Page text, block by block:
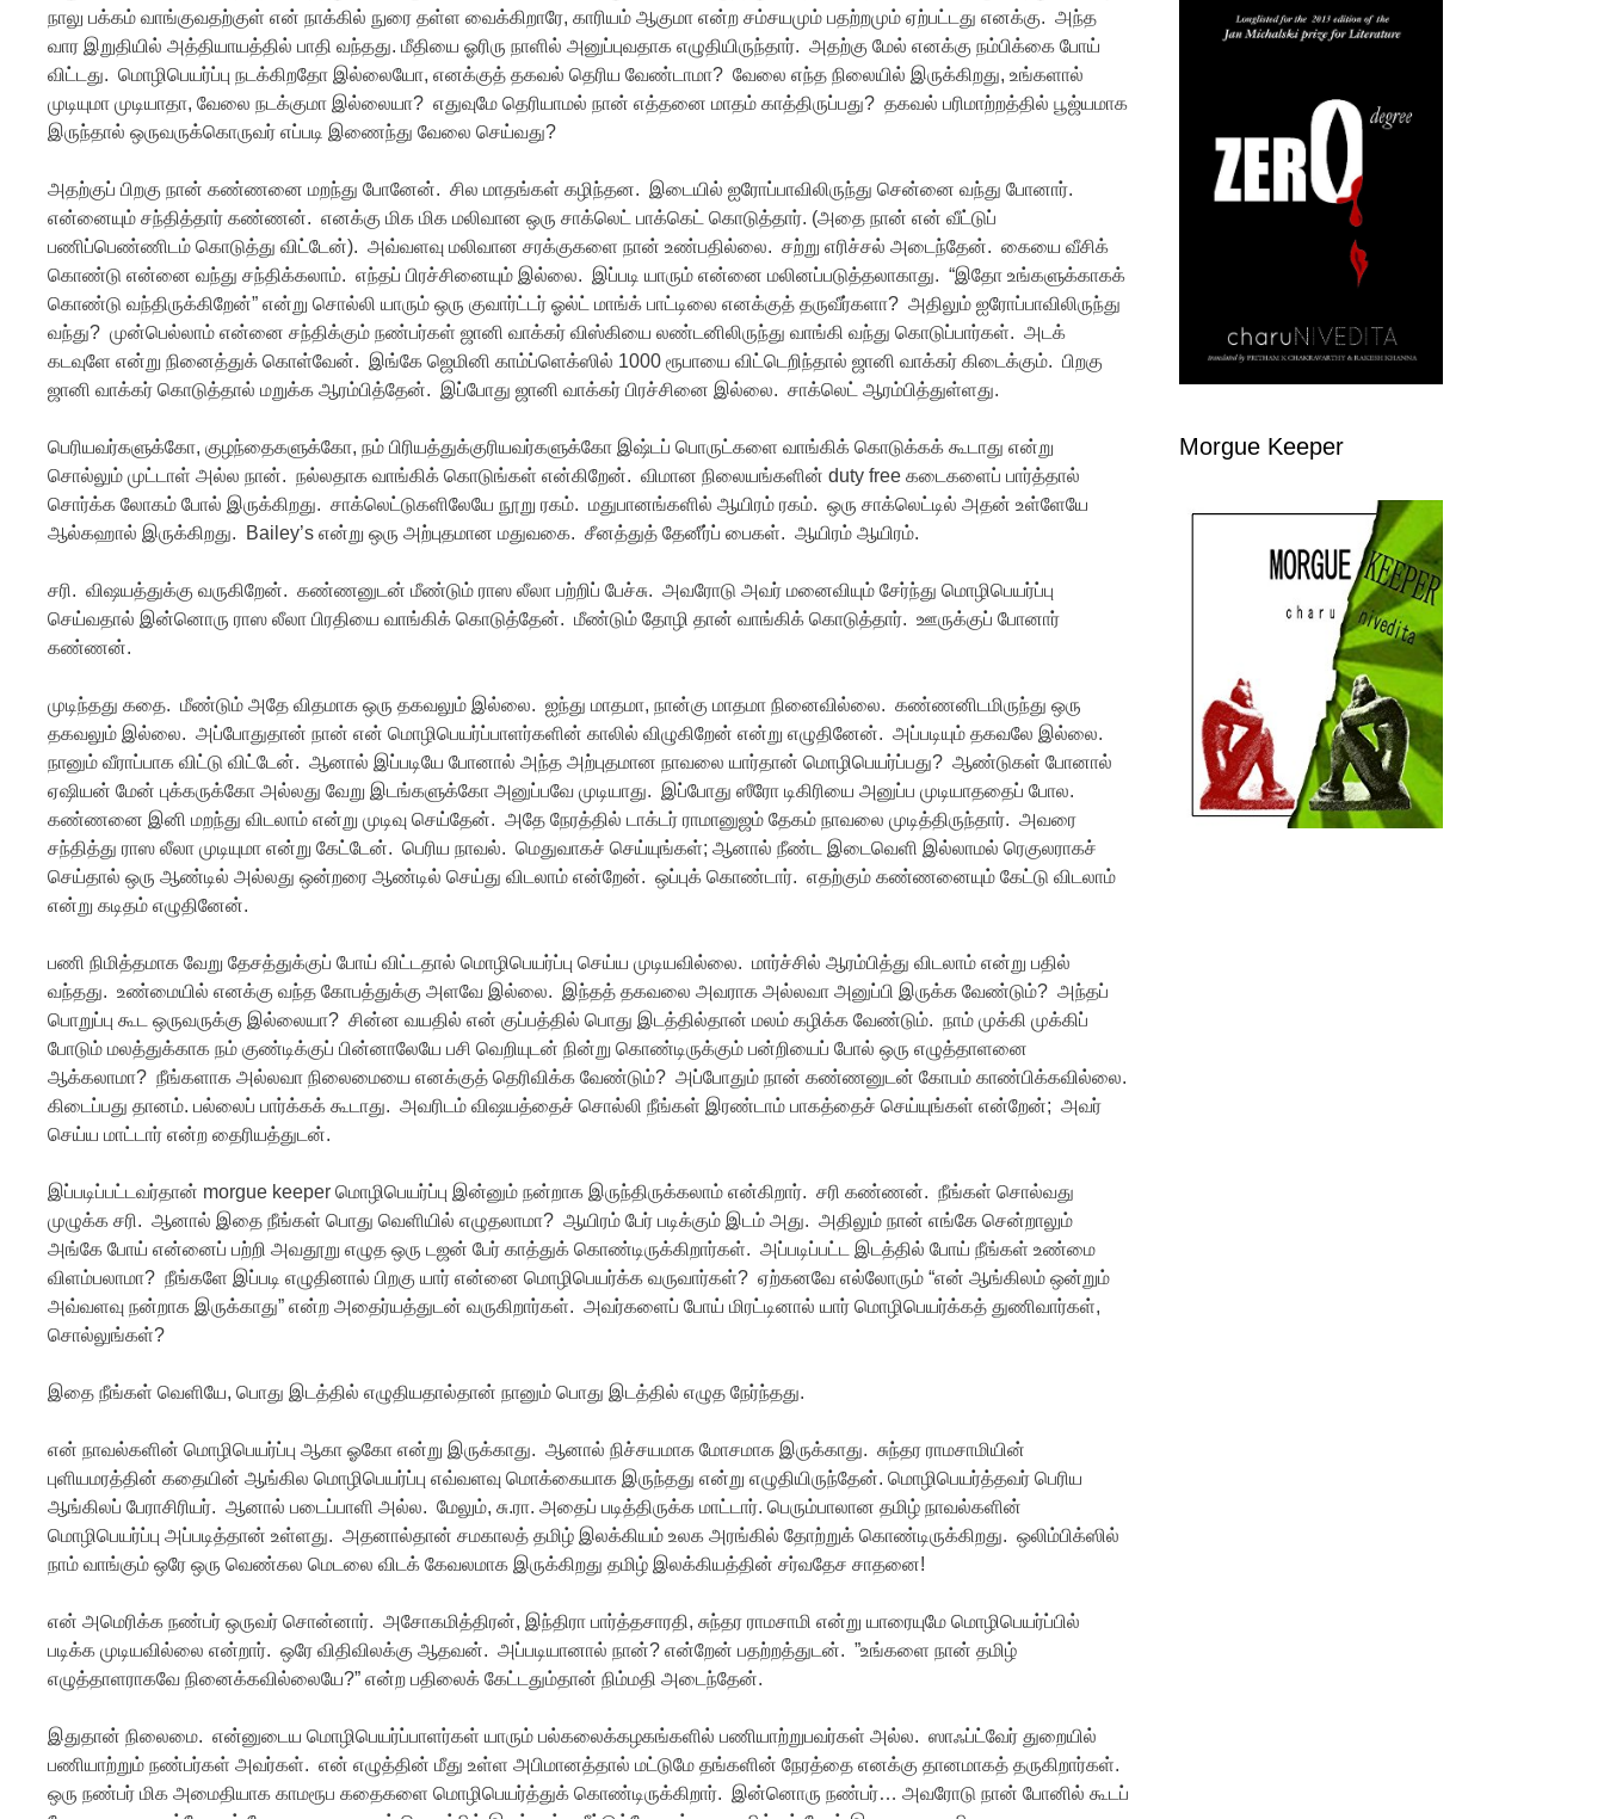
நாலு பக்கம் வாங்குவதற்குள் என் நாக்கில் நுரை தள்ள வைக்கிறாரே, காரியம் ஆகுமா என்ற சம்சயமும் பதற்றமும் ஏற்பட்டது எனக்கு. அந்த
வார இறுதியில் அத்தியாயத்தில் பாதி வந்தது. மீதியை ஓரிரு நாளில் அனுப்புவதாக எழுதியிருந்தார். அதற்கு மேல் எனக்கு நம்பிக்கை போய்
விட்டது. மொழிபெயர்ப்பு நடக்கிறதோ இல்லையோ, எனக்குத் தகவல் தெரிய வேண்டாமா? வேலை எந்த நிலையில் இருக்கிறது, உங்களால்
முடியுமா முடியாதா, வேலை நடக்குமா இல்லையா? எதுவுமே தெரியாமல் நான் எத்தனை மாதம் காத்திருப்பது? தகவல் பரிமாற்றத்தில் பூஜ்யமாக
இருந்தால் ஒருவருக்கொருவர் எப்படி இணைந்து வேலை செய்வது?
அதற்குப் பிறகு நான் கண்ணனை மறந்து போனேன். சில மாதங்கள் கழிந்தன. இடையில் ஐரோப்பாவிலிருந்து சென்னை வந்து போனார்.
என்னையும் சந்தித்தார் கண்ணன். எனக்கு மிக மிக மலிவான ஒரு சாக்லெட் பாக்கெட் கொடுத்தார். (அதை நான் என் வீட்டுப்
பணிப்பெண்ணிடம் கொடுத்து விட்டேன்). அவ்வளவு மலிவான சரக்குகளை நான் உண்பதில்லை. சற்று எரிச்சல் அடைந்தேன். கையை வீசிக்
கொண்டு என்னை வந்து சந்திக்கலாம். எந்தப் பிரச்சினையும் இல்லை. இப்படி யாரும் என்னை மலினப்படுத்தலாகாது. “இதோ உங்களுக்காகக்
கொண்டு வந்திருக்கிறேன்” என்று சொல்லி யாரும் ஒரு குவார்ட்டர் ஓல்ட் மாங்க் பாட்டிலை எனக்குத் தருவீர்களா? அதிலும் ஐரோப்பாவிலிருந்து
வந்து? முன்பெல்லாம் என்னை சந்திக்கும் நண்பர்கள் ஜானி வாக்கர் விஸ்கியை லண்டனிலிருந்து வாங்கி வந்து கொடுப்பார்கள். அடக்
கடவுளே என்று நினைத்துக் கொள்வேன். இங்கே ஜெமினி காம்ப்ளெக்ஸில் 1000 ரூபாயை விட்டெறிந்தால் ஜானி வாக்கர் கிடைக்கும். பிறகு
ஜானி வாக்கர் கொடுத்தால் மறுக்க ஆரம்பித்தேன். இப்போது ஜானி வாக்கர் பிரச்சினை இல்லை. சாக்லெட் ஆரம்பித்துள்ளது.
பெரியவர்களுக்கோ, குழந்தைகளுக்கோ, நம் பிரியத்துக்குரியவர்களுக்கோ இஷ்டப் பொருட்களை வாங்கிக் கொடுக்கக் கூடாது என்று
சொல்லும் முட்டாள் அல்ல நான். நல்லதாக வாங்கிக் கொடுங்கள் என்கிறேன். விமான நிலையங்களின் duty free கடைகளைப் பார்த்தால்
சொர்க்க லோகம் போல் இருக்கிறது. சாக்லெட்டுகளிலேயே நூறு ரகம். மதுபானங்களில் ஆயிரம் ரகம். ஒரு சாக்லெட்டில் அதன் உள்ளேயே
ஆல்கஹால் இருக்கிறது. Bailey’s என்று ஒரு அற்புதமான மதுவகை. சீனத்துத் தேனீர்ப் பைகள். ஆயிரம் ஆயிரம்.
சரி. விஷயத்துக்கு வருகிறேன். கண்ணனுடன் மீண்டும் ராஸ லீலா பற்றிப் பேச்சு. அவரோடு அவர் மனைவியும் சேர்ந்து மொழிபெயர்ப்பு
செய்வதால் இன்னொரு ராஸ லீலா பிரதியை வாங்கிக் கொடுத்தேன். மீண்டும் தோழி தான் வாங்கிக் கொடுத்தார். ஊருக்குப் போனார்
கண்ணன்.
முடிந்தது கதை. மீண்டும் அதே விதமாக ஒரு தகவலும் இல்லை. ஐந்து மாதமா, நான்கு மாதமா நினைவில்லை. கண்ணனிடமிருந்து ஒரு
தகவலும் இல்லை. அப்போதுதான் நான் என் மொழிபெயர்ப்பாளர்களின் காலில் விழுகிறேன் என்று எழுதினேன். அப்படியும் தகவலே இல்லை.
நானும் வீராப்பாக விட்டு விட்டேன். ஆனால் இப்படியே போனால் அந்த அற்புதமான நாவலை யார்தான் மொழிபெயர்ப்பது? ஆண்டுகள் போனால்
ஏஷியன் மேன் புக்கருக்கோ அல்லது வேறு இடங்களுக்கோ அனுப்பவே முடியாது. இப்போது ஸீரோ டிகிரியை அனுப்ப முடியாததைப் போல.
கண்ணனை இனி மறந்து விடலாம் என்று முடிவு செய்தேன். அதே நேரத்தில் டாக்டர் ராமானுஜம் தேகம் நாவலை முடித்திருந்தார். அவரை
சந்தித்து ராஸ லீலா முடியுமா என்று கேட்டேன். பெரிய நாவல். மெதுவாகச் செய்யுங்கள்; ஆனால் நீண்ட இடைவெளி இல்லாமல் ரெகுலராகச்
செய்தால் ஒரு ஆண்டில் அல்லது ஒன்றரை ஆண்டில் செய்து விடலாம் என்றேன். ஒப்புக் கொண்டார். எதற்கும் கண்ணனையும் கேட்டு விடலாம்
என்று கடிதம் எழுதினேன்.
பணி நிமித்தமாக வேறு தேசத்துக்குப் போய் விட்டதால் மொழிபெயர்ப்பு செய்ய முடியவில்லை. மார்ச்சில் ஆரம்பித்து விடலாம் என்று பதில்
வந்தது. உண்மையில் எனக்கு வந்த கோபத்துக்கு அளவே இல்லை. இந்தத் தகவலை அவராக அல்லவா அனுப்பி இருக்க வேண்டும்? அந்தப்
பொறுப்பு கூட ஒருவருக்கு இல்லையா? சின்ன வயதில் என் குப்பத்தில் பொது இடத்தில்தான் மலம் கழிக்க வேண்டும். நாம் முக்கி முக்கிப்
போடும் மலத்துக்காக நம் குண்டிக்குப் பின்னாலேயே பசி வெறியுடன் நின்று கொண்டிருக்கும் பன்றியைப் போல் ஒரு எழுத்தாளனை
ஆக்கலாமா? நீங்களாக அல்லவா நிலைமையை எனக்குத் தெரிவிக்க வேண்டும்? அப்போதும் நான் கண்ணனுடன் கோபம் காண்பிக்கவில்லை.
கிடைப்பது தானம். பல்லைப் பார்க்கக் கூடாது. அவரிடம் விஷயத்தைச் சொல்லி நீங்கள் இரண்டாம் பாகத்தைச் செய்யுங்கள் என்றேன்; அவர்
செய்ய மாட்டார் என்ற தைரியத்துடன்.
இப்படிப்பட்டவர்தான் morgue keeper மொழிபெயர்ப்பு இன்னும் நன்றாக இருந்திருக்கலாம் என்கிறார். சரி கண்ணன். நீங்கள் சொல்வது
முழுக்க சரி. ஆனால் இதை நீங்கள் பொது வெளியில் எழுதலாமா? ஆயிரம் பேர் படிக்கும் இடம் அது. அதிலும் நான் எங்கே சென்றாலும்
அங்கே போய் என்னைப் பற்றி அவதூறு எழுத ஒரு டஜன் பேர் காத்துக் கொண்டிருக்கிறார்கள். அப்படிப்பட்ட இடத்தில் போய் நீங்கள் உண்மை
விளம்பலாமா? நீங்களே இப்படி எழுதினால் பிறகு யார் என்னை மொழிபெயர்க்க வருவார்கள்? ஏற்கனவே எல்லோரும் “என் ஆங்கிலம் ஒன்றும்
அவ்வளவு நன்றாக இருக்காது” என்ற அதைர்யத்துடன் வருகிறார்கள். அவர்களைப் போய் மிரட்டினால் யார் மொழிபெயர்க்கத் துணிவார்கள்,
சொல்லுங்கள்?
இதை நீங்கள் வெளியே, பொது இடத்தில் எழுதியதால்தான் நானும் பொது இடத்தில் எழுத நேர்ந்தது.
என் நாவல்களின் மொழிபெயர்ப்பு ஆகா ஓகோ என்று இருக்காது. ஆனால் நிச்சயமாக மோசமாக இருக்காது. சுந்தர ராமசாமியின்
புளியமரத்தின் கதையின் ஆங்கில மொழிபெயர்ப்பு எவ்வளவு மொக்கையாக இருந்தது என்று எழுதியிருந்தேன். மொழிபெயர்த்தவர் பெரிய
ஆங்கிலப் பேராசிரியர். ஆனால் படைப்பாளி அல்ல. மேலும், சு.ரா. அதைப் படித்திருக்க மாட்டார். பெரும்பாலான தமிழ் நாவல்களின்
மொழிபெயர்ப்பு அப்படித்தான் உள்ளது. அதனால்தான் சமகாலத் தமிழ் இலக்கியம் உலக அரங்கில் தோற்றுக் கொண்டிருக்கிறது. ஒலிம்பிக்ஸில்
நாம் வாங்கும் ஒரே ஒரு வெண்கல மெடலை விடக் கேவலமாக இருக்கிறது தமிழ் இலக்கியத்தின் சர்வதேச சாதனை!
என் அமெரிக்க நண்பர் ஒருவர் சொன்னார். அசோகமித்திரன், இந்திரா பார்த்தசாரதி, சுந்தர ராமசாமி என்று யாரையுமே மொழிபெயர்ப்பில்
படிக்க முடியவில்லை என்றார். ஒரே விதிவிலக்கு ஆதவன். அப்படியானால் நான்? என்றேன் பதற்றத்துடன். ”உங்களை நான் தமிழ்
எழுத்தாளராகவே நினைக்கவில்லையே?” என்ற பதிலைக் கேட்டதும்தான் நிம்மதி அடைந்தேன்.
இதுதான் நிலைமை. என்னுடைய மொழிபெயர்ப்பாளர்கள் யாரும் பல்கலைக்கழகங்களில் பணியாற்றுபவர்கள் அல்ல. ஸாஃப்ட்வேர் துறையில்
பணியாற்றும் நண்பர்கள் அவர்கள். என் எழுத்தின் மீது உள்ள அபிமானத்தால் மட்டுமே தங்களின் நேரத்தை எனக்கு தானமாகத் தருகிறார்கள்.
ஒரு நண்பர் மிக அமைதியாக காமரூப கதைகளை மொழிபெயர்த்துக் கொண்டிருக்கிறார். இன்னொரு நண்பர்… அவரோடு நான் போனில் கூடப்
Morgue Keeper